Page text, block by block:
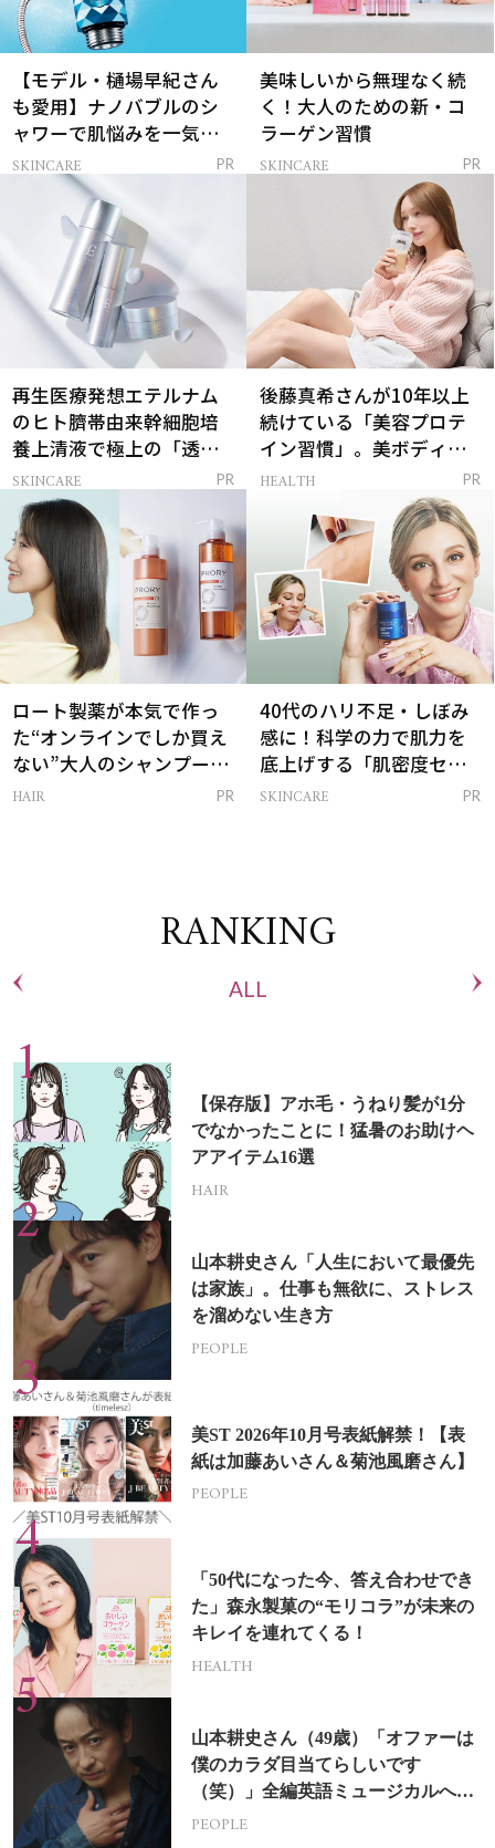
【モデル・樋場早紀さん
も愛用】ナノバブルのシ
ャワーで肌悩みを一気に
解決
SKINCARE PR
美味しいから無理なく続
く！大人のための新・コ
ラーゲン習慣
SKINCARE PR
再生医療発想エテルナム
のヒト臍帯由来幹細胞培
養上清液で極上の「透明
感ハリ肌」へ
SKINCARE PR
後藤真希さんが10年以上
続けている「美容プロテ
イン習慣」。美ボディを
支える朝ルーティンと
HEALTH PR
ロート製薬が本気で作っ
た“オンラインでしか買え
ない”大人のシャンプー＆
トリートメントって？
HAIR PR
40代のハリ不足・しぼみ
感に！科学の力で肌力を
底上げする「肌密度セラ
ム」
SKINCARE PR
RANKING
ALL
【保存版】アホ毛・うねり髪が1分
でなかったことに！猛暑のお助けヘ
アアイテム16選
HAIR
山本耕史さん「人生において最優先
は家族」。仕事も無欲に、ストレス
を溜めない生き方
PEOPLE
美ST 2026年10月号表紙解禁！【表
紙は加藤あいさん＆菊池風磨さん】
PEOPLE
「50代になった今、答え合わせでき
た」森永製菓の“モリコラ”が未来の
キレイを連れてくる！
HEALTH
山本耕史さん（49歳）「オファーは
僕のカラダ目当てらしいです
（笑）」全編英語ミュージカルへの
挑戦
PEOPLE